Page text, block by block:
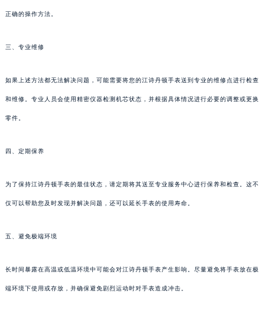
正确的操作方法。
三、专业维修
如果上述方法都无法解决问题，可能需要将您的江诗丹顿手表送到专业的维修点进行检查
和维修。专业人员会使用精密仪器检测机芯状态，并根据具体情况进行必要的调整或更换
零件。
四、定期保养
为了保持江诗丹顿手表的最佳状态，请定期将其送至专业服务中心进行保养和检查。这不
仅可以帮助您及时发现并解决问题，还可以延长手表的使用寿命。
五、避免极端环境
长时间暴露在高温或低温环境中可能会对江诗丹顿手表产生影响。尽量避免将手表放在极
端环境下使用或存放，并确保避免剧烈运动时对手表造成冲击。